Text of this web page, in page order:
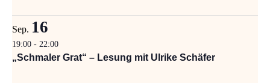
Sep. 16
19:00 - 22:00
„Schmaler Grat“ – Lesung mit Ulrike Schäfer